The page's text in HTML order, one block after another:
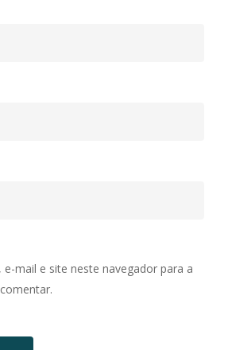
e-mail e site neste navegador para a